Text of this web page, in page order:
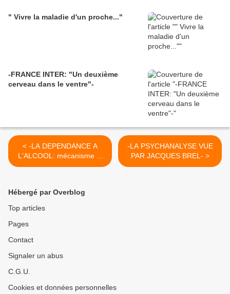
" Vivre la maladie d'un proche..."
-FRANCE INTER: "Un deuxième
cerveau dans le ventre"-
< -LA DEPENDANCE A
L'ALCOOL: mécanisme et
risque-
-LA PSYCHANALYSE VUE
PAR JACQUES BREL- >
Hébergé par Overblog
Top articles
Pages
Contact
Signaler un abus
C.G.U.
Cookies et données personnelles